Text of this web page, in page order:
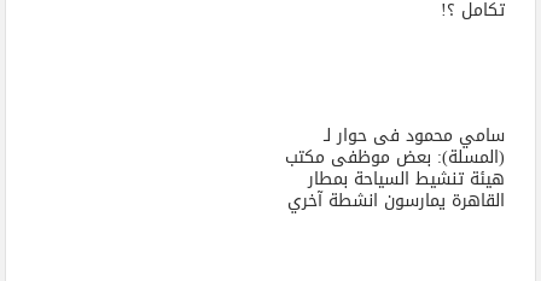
تكامل ؟!
سامي محمود فى حوار لـ
(المسلة): بعض موظفى مكتب
هيئة تنشيط السياحة بمطار
القاهرة يمارسون انشطة آخري